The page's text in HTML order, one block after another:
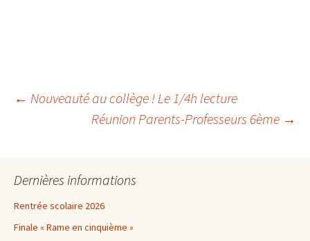
Navigation
articles
← Nouveauté au collège ! Le 1/4h lecture
Réunion Parents-Professeurs 6ème →
Dernières informations
Rentrée scolaire 2026
Finale « Rame en cinquième »